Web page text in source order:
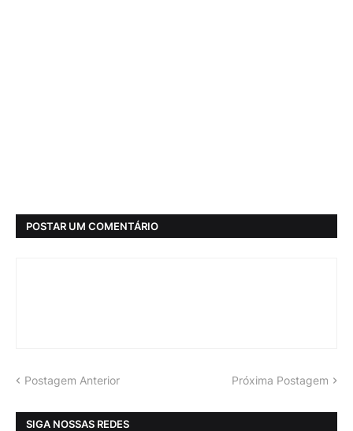
POSTAR UM COMENTÁRIO
Postagem Anterior Próxima Postagem
SIGA NOSSAS REDES